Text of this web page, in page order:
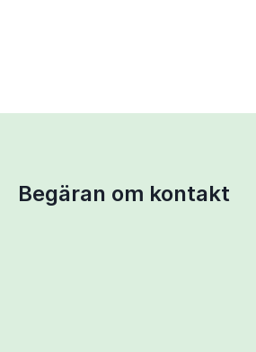
Begäran om kontakt